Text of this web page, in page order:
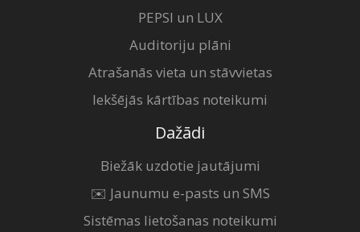
PEPSI un LUX
Auditoriju plāni
Atrašanās vieta un stāvvietas
Iekšējās kārtības noteikumi
Dažādi
Biežāk uzdotie jautājumi
✉️ Jaunumu e-pasts un SMS
Sistēmas lietošanas noteikumi